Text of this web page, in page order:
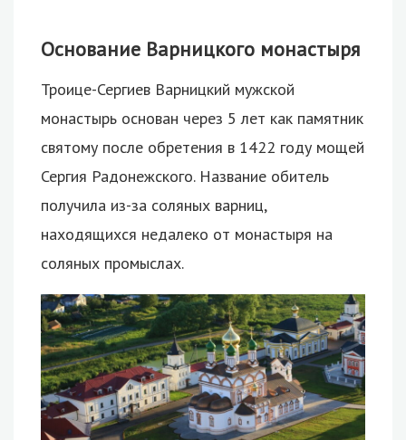
Основание Варницкого монастыря
Троице-Сергиев Варницкий мужской
монастырь основан через 5 лет как памятник
святому после обретения в 1422 году мощей
Сергия Радонежского. Название обитель
получила из-за соляных варниц,
находящихся недалеко от монастыря на
соляных промыслах.